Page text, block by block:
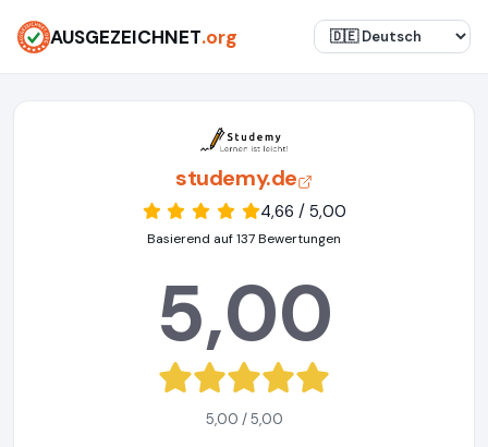
AUSGEZEICHNET.org
studemy.de
4,66 / 5,00
Basierend auf 137 Bewertungen
5,00
5,00 / 5,00